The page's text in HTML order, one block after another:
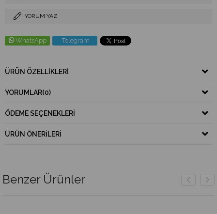
YORUM YAZ
WhatsApp Telegram
ÜRÜN ÖZELLIKLERI
YORUMLAR(0)
ÖDEME SEÇENEKLERI
ÜRÜN ÖNERILERI
Benzer Ürünler